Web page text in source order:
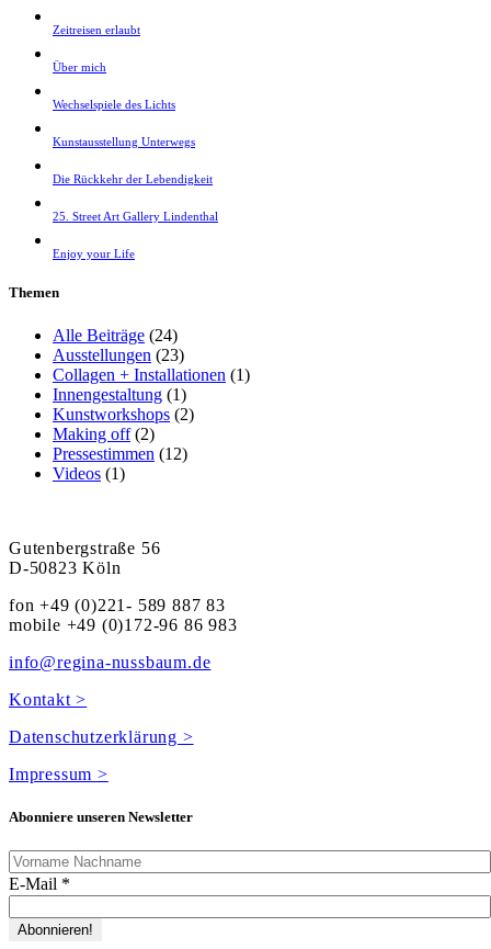
Zeitreisen erlaubt
Über mich
Wechselspiele des Lichts
Kunstausstellung Unterwegs
Die Rückkehr der Lebendigkeit
25. Street Art Gallery Lindenthal
Enjoy your Life
Themen
Alle Beiträge (24)
Ausstellungen (23)
Collagen + Installationen (1)
Innengestaltung (1)
Kunstworkshops (2)
Making off(2)
Pressestimmen (12)
Videos (1)
Gutenbergstraße 56
D-50823 Köln
fon +49 (0)221- 589 887 83
mobile +49 (0)172-96 86 983
info@regina-nussbaum.de
Kontakt >
Datenschutzerklärung >
Impressum >
Abonniere unseren Newsletter
E-Mail *